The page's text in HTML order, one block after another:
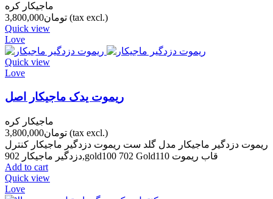
ماجیکار کره
تومان3,800,000 (tax excl.)
Quick view
Love
Quick view
Love
ریموت یدک ماجیکار اصل
ماجیکار کره
تومان3,800,000 (tax excl.)
ریموت دزدگیر ماجیکار مدل گلد ست ریموت دزدگیر ماجیکار کنترل
دزدگیر ماجیکار 902,gold100 702 Gold110 قاب ریموت
Add to cart
Quick view
Love